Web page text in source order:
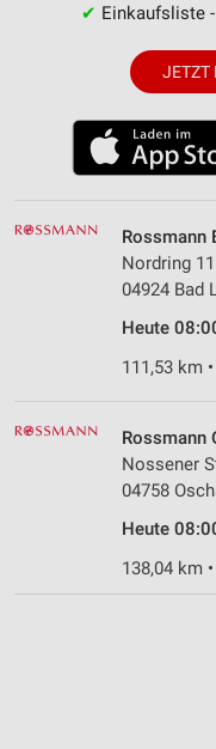
✔ Einkaufsliste
JETZT
Rossmann
Nordring
04924 Bad
Heute
111,53 km
Rossmann
Nossener
04758
Heute
138,04 km